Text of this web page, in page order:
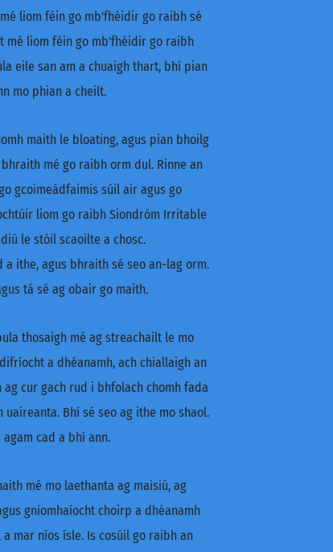
liom féin go mb'fhéidir go raibh sé
mé liom féin go mb'fhéidir go raibh
eile san am a chuaigh thart, bhí pian
mo phian a cheilt.
maith le bloating, agus pian bhoilg
mé go raibh orm dul. Rinne an
gcoimeádfaimis súil air agus go
liom go raibh Siondróm Irritable
le stóil scaoilte a chosc.
ithe, agus bhraith sé seo an-lag orm.
tá sé ag obair go maith.
thosaigh mé ag streachailt le mo
a dhéanamh, ach chiallaigh an
cur gach rud i bhfolach chomh fada
Bhí sé seo ag ithe mo shaol.
cad a bhí ann.
mé mo laethanta ag maisiú, ag
gníomhaíocht choirp a dhéanamh
mar níos ísle. Is cosúil go raibh an